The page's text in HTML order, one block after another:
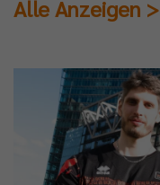
Alle Anzeigen >